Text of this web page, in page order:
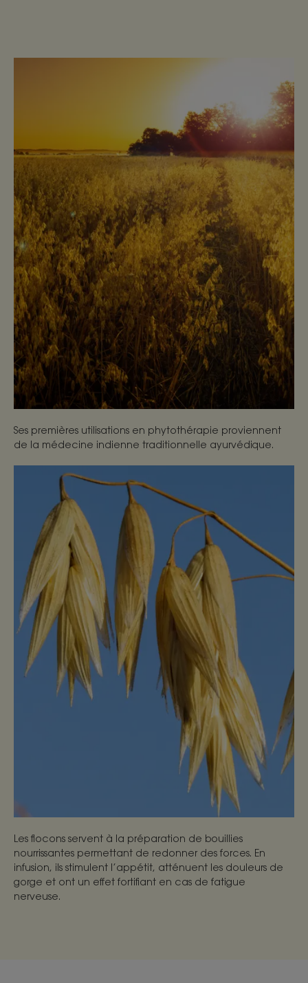
Ses premières utilisations en phytothérapie proviennent
de la médecine indienne traditionnelle ayurvédique.
Les flocons servent à la préparation de bouillies
nourrissantes permettant de redonner des forces. En
infusion, ils stimulent l’appétit, atténuent les douleurs de
gorge et ont un effet fortifiant en cas de fatigue
nerveuse.